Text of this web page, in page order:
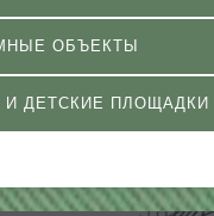
ОБЪЕКТЫ
И ДЕТСКИЕ ПЛОЩАДКИ